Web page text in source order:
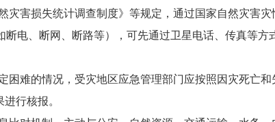
害损失统计调查制度》等规定，通过国家自然灾害灾
电、断网、断路等），可先通过卫星电话、传真等方
难的情况，受灾地区应急管理部门应按照因灾死亡和
行核报。